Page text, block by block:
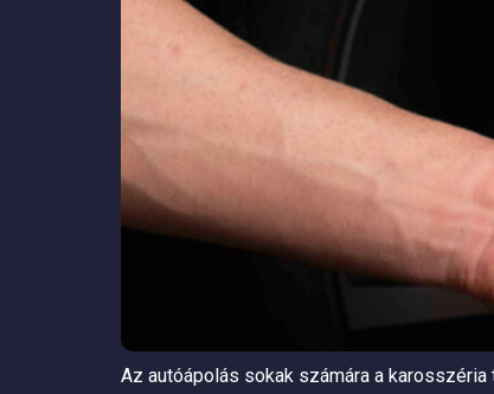
Az autóápolás sokak számára a